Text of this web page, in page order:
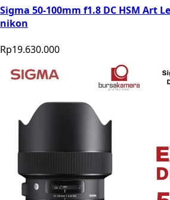
Sigma 50-100mm f1.8 DC HSM Art
nikon
Rp19.630.000